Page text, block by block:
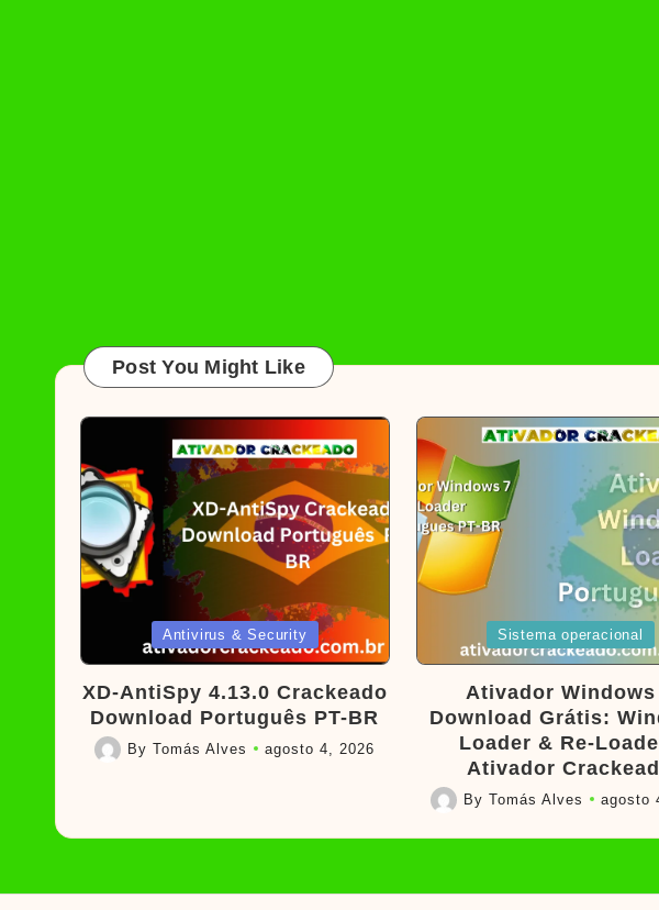
Post You Might Like
in
Antivirus & Security
XD-AntiSpy 4.13.0 Crackeado
Download Português PT-BR
Posted
ByTomás Alves agosto 4, 2026
in
Sistema operacional
Ativador Windows
Download Grátis:
Loader & Re-
Ativador
Posted
by
By Tomás Alves agosto